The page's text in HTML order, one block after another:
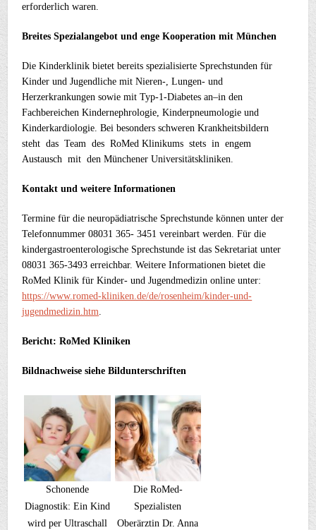
erforderlich waren.
Breites Spezialangebot und enge Kooperation mit München
Die Kinderklinik bietet bereits spezialisierte Sprechstunden für
Kinder und Jugendliche mit Nieren-, Lungen- und
Herzerkrankungen sowie mit Typ-1-Diabetes an–in den
Fachbereichen Kindernephrologie, Kinderpneumologie und
Kinderkardiologie. Bei besonders schweren Krankheitsbildern
steht das Team des RoMed Klinikums stets in engem
Austausch mit den Münchener Universitätskliniken.
Kontakt und weitere Informationen
Termine für die neuropädiatrische Sprechstunde können unter der
Telefonnummer 08031 365- 3451 vereinbart werden. Für die
kindergastroenterologische Sprechstunde ist das Sekretariat unter
08031 365-3493 erreichbar. Weitere Informationen bietet die
RoMed Klinik für Kinder- und Jugendmedizin online unter:
https://www.romed-kliniken.de/de/rosenheim/kinder-und-
jugendmedizin.htm
Bericht: RoMed Kliniken
Bildnachweise siehe Bildunterschriften
Schonende
Diagnostik: Ein Kind
wird per Ultraschall
Die RoMed-
Spezialisten
Oberärztin Dr. Anna